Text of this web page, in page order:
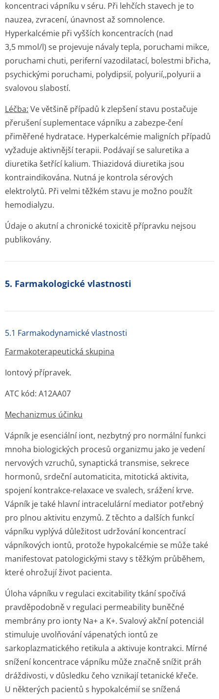
koncentraci vápníku v séru. Při lehčích stavech je to
nauzea, zvracení, únavnost až somnolence.
Hyperkalcémie při vyšších koncentracích (nad
3,5 mmol/l) se projevuje návaly tepla, poruchami mikce,
poruchami chuti, periferní vazodilatací, bolestmi břicha,
psychickými poruchami, polydipsií, polyurií,,polyurii a
svalovou slabostí.
Léčba: Ve většině případů k zlepšení stavu postačuje
přerušení suplementace vápníku a zabezpe-čení
přiměřené hydratace. Hyperkalcémie maligních případů
vyžaduje aktivnější terapii. Podávají se saluretika a
diuretika šetřící kalium. Thiazidová diuretika jsou
kontraindikována. Nutná je kontrola sérových
elektrolytů. Při velmi těžkém stavu je možno použít
hemodialyzu.
Údaje o akutní a chronické toxicitě přípravku nejsou
publikovány.
5. Farmakologické vlastnosti
5.1 Farmakodynamické vlastnosti
Farmakoterape­utická skupina
Iontový přípravek.
ATC kód: A12AA07
Mechanizmus účinku
Vápník je esenciální iont, nezbytný pro normální funkci
mnoha biologických procesů organizmu jako je vedení
nervových vzruchů, synaptická transmise, sekrece
hormonů, srdeční automaticita, mitotická aktivita,
spojení kontrakce-relaxace ve svalech, srážení krve.
Vápník je také hlavní intracelulární mediator potřebný
pro plnou aktivitu enzymů. Z těchto a dalších funkcí
vápníku vyplývá důležitost udržování koncentrací
vápníkových iontů, protože hypokalcémie se může také
manifestovat patologickými stavy s těžkým průběhem,
které ohrožují život pacienta.
Úloha vápníku v regulaci excitability tkání spočívá
pravděpodobně v regulaci permeability buněčné
membrány pro ionty Na+ a K+. Svalový akční potenciál
stimuluje uvolňování vápenatých iontů ze
sarkoplazmatického retikula a aktivuje kontrakci. Mírné
snížení koncentrace vápníku může značně snížit práh
dráždivosti, v důsledku čeho vznikají tetanické křeče.
U některých pacientů s hypokalcémií se snížená